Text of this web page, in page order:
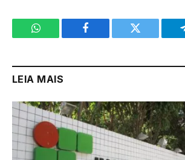
WhatsApp Facebook Twitter
LEIA MAIS